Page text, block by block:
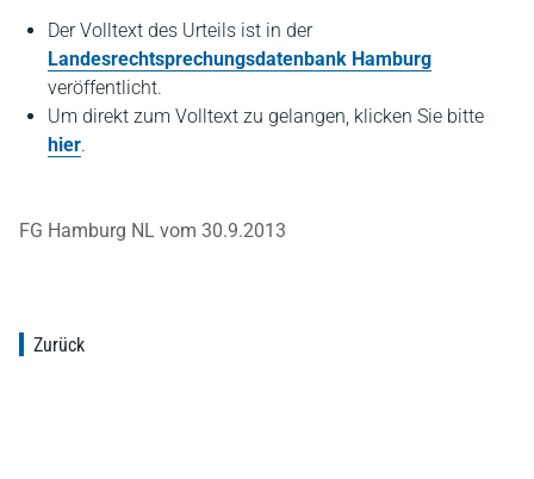
Der Volltext des Urteils ist in der
Landesrechtsprechungsdatenbank Hamburg
veröffentlicht.
Um direkt zum Volltext zu gelangen, klicken Sie bitte
hier.
FG Hamburg NL vom 30.9.2013
Zurück